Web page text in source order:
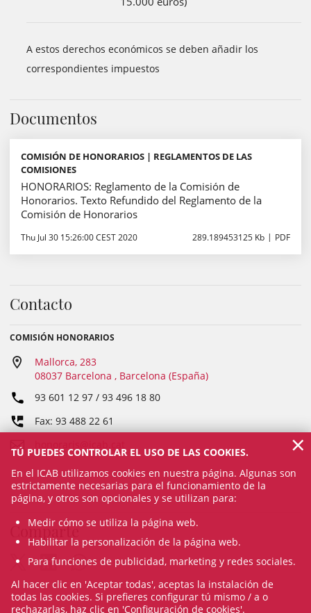
A estos derechos económicos se deben añadir los
correspondientes impuestos
Documentos
COMISIÓN DE HONORARIOS | REGLAMENTOS DE LAS
COMISIONES
HONORARIOS: Reglamento de la Comisión de
Honorarios. Texto Refundido del Reglamento de la
Comisión de Honorarios
Thu Jul 30 15:26:00 CEST 2020 289.189453125 Kb PDF
Contacto
COMISIÓN HONORARIOS
Mallorca, 283
08037 Barcelona , Barcelona (España)
93 601 12 97 / 93 496 18 80
Fax: 93 488 22 61
Comparte
TÚ PUEDES CONTROLAR EL USO DE LAS COOKIES.
En el ICAB utilizamos cookies en nuestra página. Algunas son
estrictamente necesarias para el funcionamiento de la
página, y otros son opcionales y se utilizan para:
Medir cómo se utiliza la página web.
Habilitar la personalización de la página web.
Para funciones de publicidad, marketing y redes sociales.
Al hacer clic en 'Aceptar todas', aceptas la instalación de
todas las cookies. Si prefieres configurar tú mismo / a o
rechazarlas, haz clic en 'Configuración de cookies'.
×